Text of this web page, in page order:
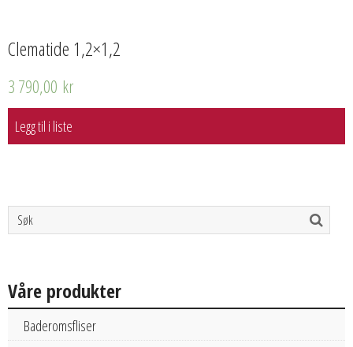
Clematide 1,2×1,2
3 790,00 kr
Legg til i liste
Våre produkter
Baderomsfliser